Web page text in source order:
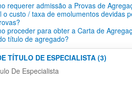
requerer admissão a Provas de
o custo / taxa de emolumentos devidas
proceder para obter a Carta de
título de agregado?
TÍTULO DE ESPECIALISTA (3)
De Especialista